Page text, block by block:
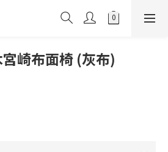
崎布面椅 (灰布)